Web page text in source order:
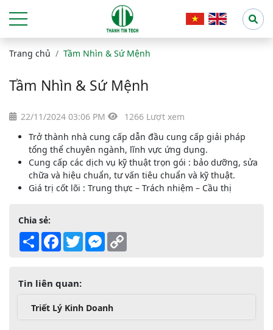
Trang chủ Tầm Nhìn & Sứ Mệnh
Tầm Nhìn & Sứ Mệnh
22/11/2024 03:06 PM
1266 Lượt xem
Trở thành nhà cung cấp dẫn đầu cung cấp giải pháp
tổng thể chuyên ngành, lĩnh vực ứng dụng.
Cung cấp các dịch vụ kỹ thuật trọn gói : bảo dưỡng, sửa
chữa và hiệu chuẩn, tư vấn tiêu chuẩn và kỹ thuật.
Giá trị cốt lõi : Trung thực – Trách nhiệm – Cầu thị
Chia sẻ:
Share Facebook
TwitterMessenger
Tin liên quan:
Triết Lý Kinh Doanh